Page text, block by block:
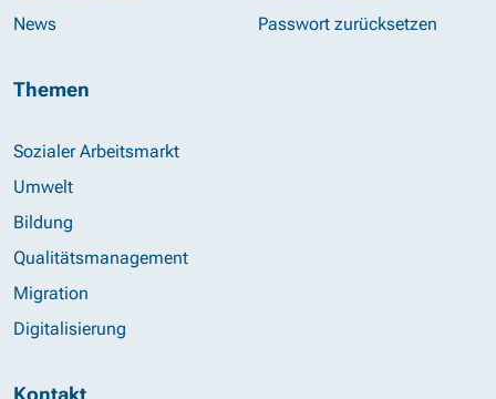
News
Passwort zurücksetzen
Themen
Sozialer Arbeitsmarkt
Umwelt
Bildung
Qualitätsmanagement
Migration
Digitalisierung
Kontakt